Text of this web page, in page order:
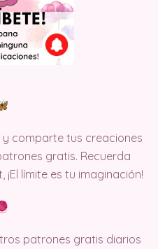
y comparte tus creaciones
gratis. Recuerda
límite es tu imaginación!
patrones gratis diarios